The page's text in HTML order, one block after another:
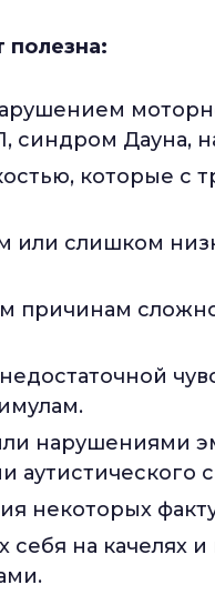
полезна:
синдром Дауна,
которые с
или слишком
причинам сложно
нарушениями
аутистического
некоторых
на качелях